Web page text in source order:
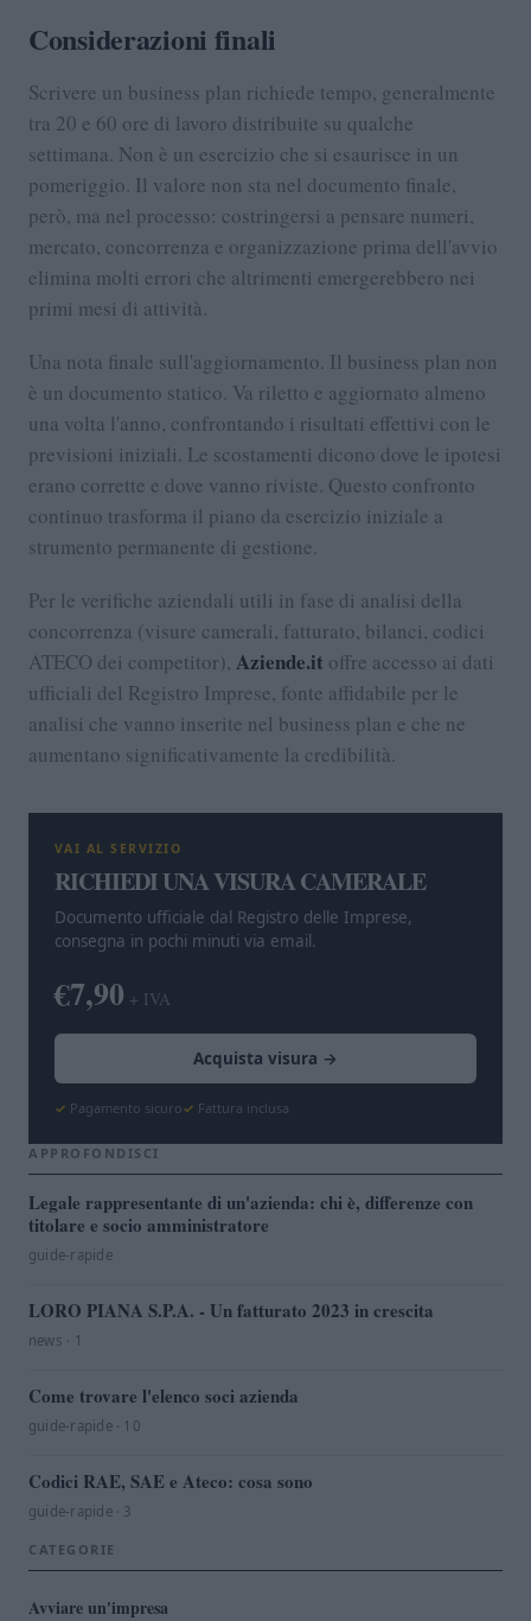
Considerazioni finali
Scrivere un business plan richiede tempo, generalmente
tra 20 e 60 ore di lavoro distribuite su qualche
settimana. Non è un esercizio che si esaurisce in un
pomeriggio. Il valore non sta nel documento finale,
però, ma nel processo: costringersi a pensare numeri,
mercato, concorrenza e organizzazione prima dell'avvio
elimina molti errori che altrimenti emergerebbero nei
primi mesi di attività.
Una nota finale sull'aggiornamento. Il business plan non
è un documento statico. Va riletto e aggiornato almeno
una volta l'anno, confrontando i risultati effettivi con le
previsioni iniziali. Le scostamenti dicono dove le ipotesi
erano corrette e dove vanno riviste. Questo confronto
continuo trasforma il piano da esercizio iniziale a
strumento permanente di gestione.
Per le verifiche aziendali utili in fase di analisi della
concorrenza (visure camerali, fatturato, bilanci, codici
ATECO dei competitor), Aziende.it offre accesso ai dati
ufficiali del Registro Imprese, fonte affidabile per le
analisi che vanno inserite nel business plan e che ne
aumentano significativamente la credibilità.
VAI AL SERVIZIO
RICHIEDI UNA VISURA CAMERALE
Documento ufficiale dal Registro delle Imprese,
consegna in pochi minuti via email.
€7,90 + IVA
Acquista visura →
Pagamento sicuro Fattura inclusa
APPROFONDISCI
Legale rappresentante di un'azienda: chi è, differenze con
titolare e socio amministratore
guide-rapide
LORO PIANA S.P.A. - Un fatturato 2023 in crescita
news · 1
Come trovare l'elenco soci azienda
guide-rapide · 10
Codici RAE, SAE e Ateco: cosa sono
guide-rapide · 3
CATEGORIE
Avviare un'impresa